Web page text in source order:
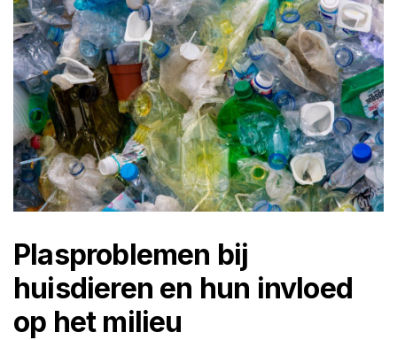
Plasproblemen bij
huisdieren en hun invloed
op het milieu